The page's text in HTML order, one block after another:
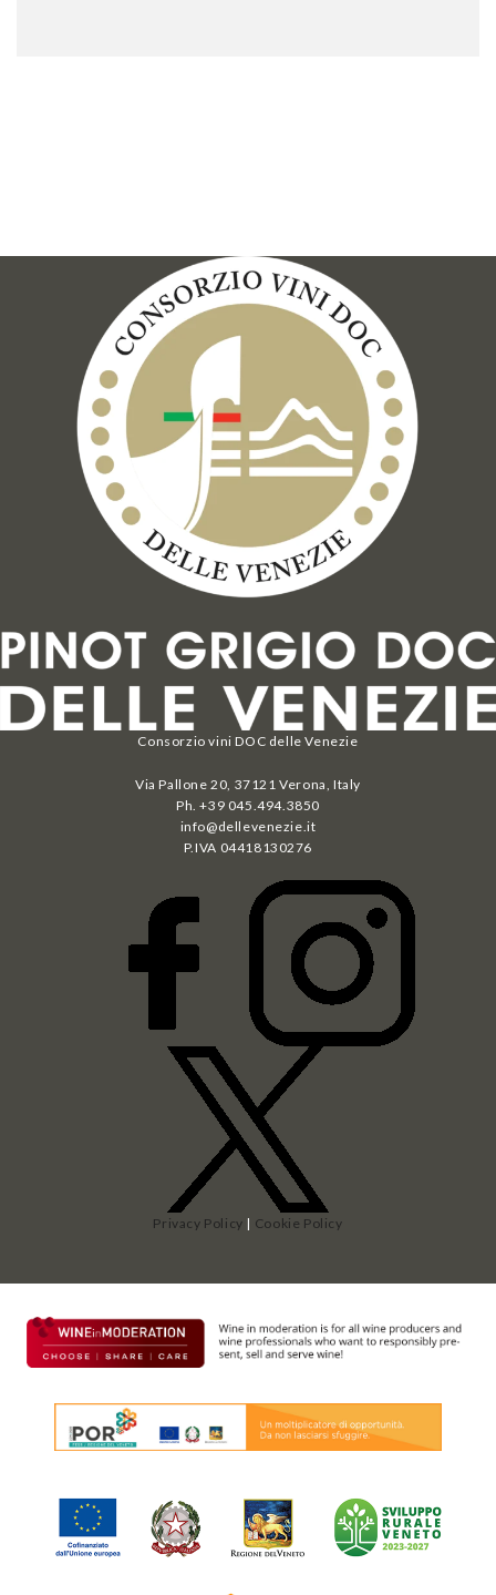
Consorzio vini DOC delle Venezie
Via Pallone 20, 37121 Verona, Italy
Ph. +39 045.494.3850
info@dellevenezie.it
P.IVA 04418130276
Privacy Policy | Cookie Policy